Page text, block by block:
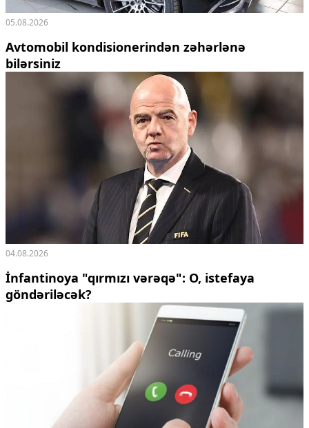
05.08.2026
Avtomobil kondisionerindən zəhərlənə
bilərsiniz
04.08.2026
İnfantinoya "qırmızı vərəqə": O, istefaya
göndəriləcək?